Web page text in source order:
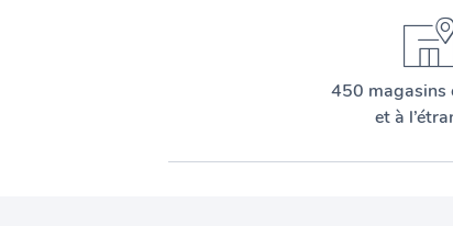
450 magasins
et à